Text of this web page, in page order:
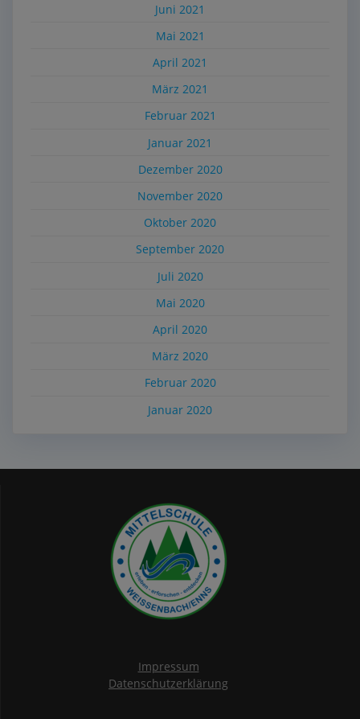
Juni 2021
Mai 2021
April 2021
März 2021
Februar 2021
Januar 2021
Dezember 2020
November 2020
Oktober 2020
September 2020
Juli 2020
Mai 2020
April 2020
März 2020
Februar 2020
Januar 2020
Impressum
Datenschutzerklärung